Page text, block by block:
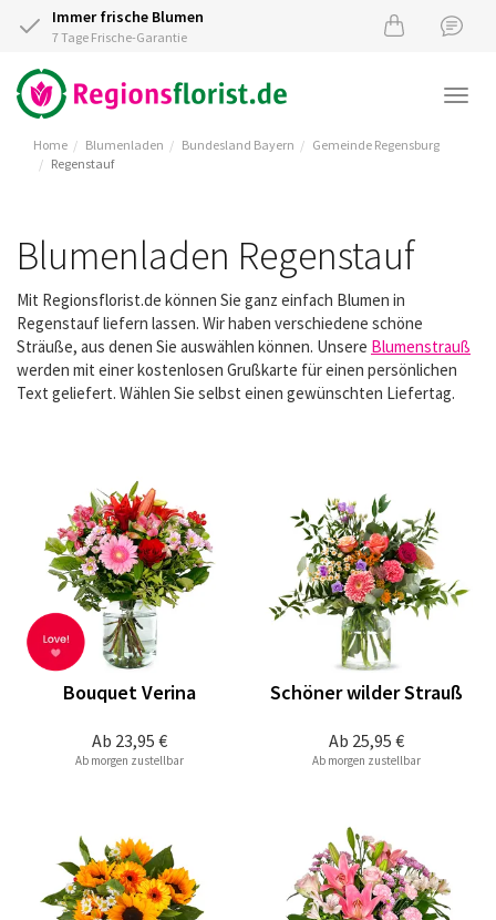
Immer frische Blumen
7 Tage Frische-Garantie
Home Blumenladen Bundesland Bayern
Gemeinde Regensburg
Regenstauf
Blumenladen Regenstauf
Mit Regionsflorist.de können Sie ganz einfach Blumen in
Regenstauf liefern lassen. Wir haben verschiedene schöne
Sträuße, aus denen Sie auswählen können. Unsere Blumenstrauß
werden mit einer kostenlosen Grußkarte für einen persönlichen
Text geliefert. Wählen Sie selbst einen gewünschten Liefertag.
Ab 23,95 €
Bouquet Verina
Ab morgen zustellbar
Ab 25,95 €
Schöner wilder Strauß
Ab morgen zustellbar